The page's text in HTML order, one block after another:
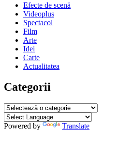
2013
15
iulie
2018
Efecte de scenă
Videoplus
Spectacol
Film
Arte
Idei
Carte
Actualitatea
Categorii
Categorii
Powered by Translate